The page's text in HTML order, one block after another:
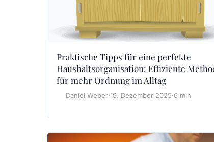
Praktische Tipps für eine perfekte
Haushaltsorganisation: Effiziente
für mehr Ordnung im Alltag
Daniel Weber·19. Dezember 2025·6 min